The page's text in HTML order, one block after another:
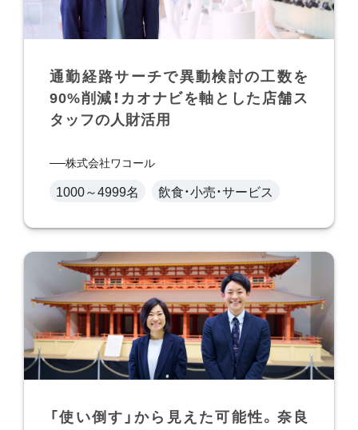
通勤経路サーチで異動検討の工数を
90%削減！カオナビを軸とした店舗ス
タッフの人財活用
株式会社ワコール
1000～4999名 飲食・小売・サービス
「使い倒す」から見えた可能性。奈良